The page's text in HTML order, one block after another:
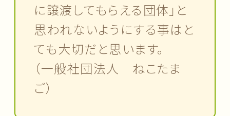
に譲渡してもらえる団体」と
思われないようにする事はと
ても大切だと思います。
（一般社団法人 ねこたま
ご）